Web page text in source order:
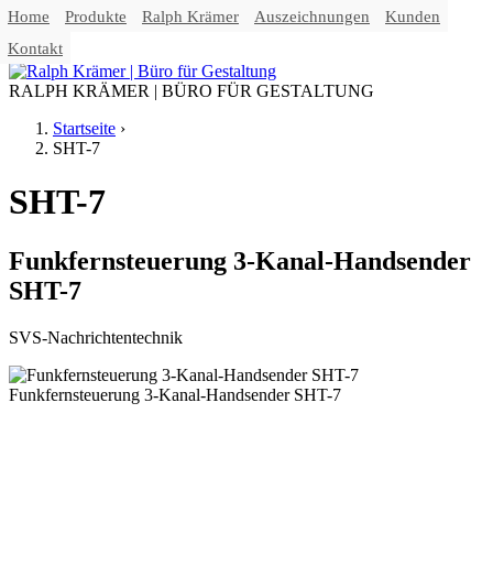
Jump to navigation
Home Produkte Ralph Krämer Auszeichnungen
Kunden
Kontakt
RALPH KRÄMER | BÜRO FÜR GESTALTUNG
Sie sind hier
Startseite ›
SHT-7
SHT-7
Funkfernsteuerung 3-Kanal-Handsender
SHT-7
SVS-Nachrichtentechnik
Funkfernsteuerung 3-Kanal-Handsender SHT-7